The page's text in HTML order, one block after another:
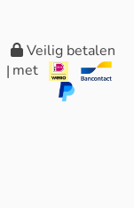
|
Veilig betalen
met